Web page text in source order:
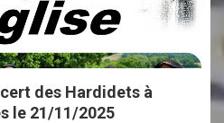
des Hardidets à
le 21/11/2025